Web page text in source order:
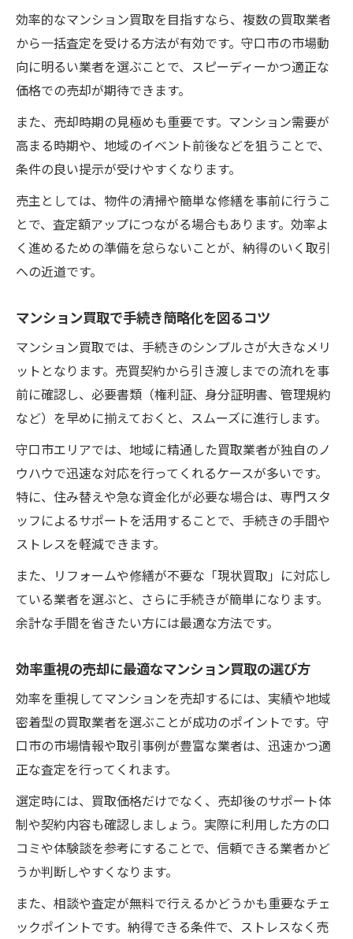
効率的なマンション買取を目指すなら、複数の買取業者
から一括査定を受ける方法が有効です。守口市の市場動
向に明るい業者を選ぶことで、スピーディーかつ適正な
価格での売却が期待できます。
また、売却時期の見極めも重要です。マンション需要が
高まる時期や、地域のイベント前後などを狙うことで、
条件の良い提示が受けやすくなります。
売主としては、物件の清掃や簡単な修繕を事前に行うこ
とで、査定額アップにつながる場合もあります。効率よ
く進めるための準備を怠らないことが、納得のいく取引
への近道です。
マンション買取で手続き簡略化を図るコツ
マンション買取では、手続きのシンプルさが大きなメリ
ットとなります。売買契約から引き渡しまでの流れを事
前に確認し、必要書類（権利証、身分証明書、管理規約
など）を早めに揃えておくと、スムーズに進行します。
守口市エリアでは、地域に精通した買取業者が独自のノ
ウハウで迅速な対応を行ってくれるケースが多いです。
特に、住み替えや急な資金化が必要な場合は、専門スタ
ッフによるサポートを活用することで、手続きの手間や
ストレスを軽減できます。
また、リフォームや修繕が不要な「現状買取」に対応し
ている業者を選ぶと、さらに手続きが簡単になります。
余計な手間を省きたい方には最適な方法です。
効率重視の売却に最適なマンション買取の選び方
効率を重視してマンションを売却するには、実績や地域
密着型の買取業者を選ぶことが成功のポイントです。守
口市の市場情報や取引事例が豊富な業者は、迅速かつ適
正な査定を行ってくれます。
選定時には、買取価格だけでなく、売却後のサポート体
制や契約内容も確認しましょう。実際に利用した方の口
コミや体験談を参考にすることで、信頼できる業者かど
うか判断しやすくなります。
また、相談や査定が無料で行えるかどうかも重要なチェ
ックポイントです。納得できる条件で、ストレスなく売